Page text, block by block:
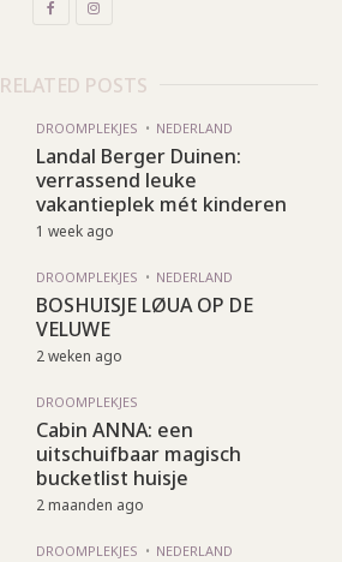
RELATED POSTS
DROOMPLEKJES NEDERLAND
Landal Berger Duinen:
verrassend leuke
vakantieplek mét kinderen
1 week ago
DROOMPLEKJES NEDERLAND
BOSHUISJE LØUA OP DE
VELUWE
2 weken ago
DROOMPLEKJES
Cabin ANNA: een
uitschuifbaar magisch
bucketlist huisje
2 maanden ago
DROOMPLEKJES NEDERLAND